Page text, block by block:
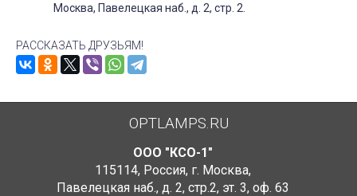
Москва, Павелецкая наб., д. 2, стр. 2.
РАССКАЗАТЬ ДРУЗЬЯМ!
OPTLAMPS.RU
ООО "КСО-1"
115114, Россия, г. Москва,
Павелецкая наб., д. 2, стр.2, эт. 3, оф. 63